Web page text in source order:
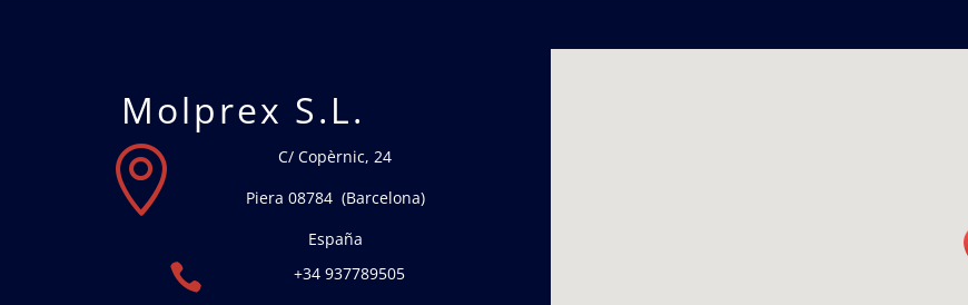
Molprex S.L.

C/ Copèrnic, 24
Piera 08784 (Barcelona)
España
 +34 937789505